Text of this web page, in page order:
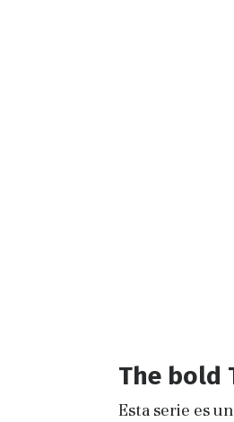
The bold
Esta serie es